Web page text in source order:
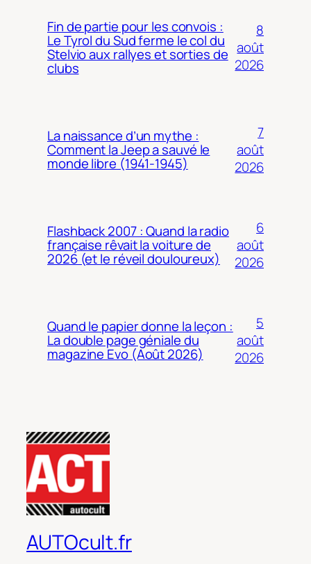
Fin de partie pour les convois :
Le Tyrol du Sud ferme le col du
Stelvio aux rallyes et sorties de
clubs
8
août
2026
La naissance d’un mythe :
Comment la Jeep a sauvé le
monde libre (1941-1945)
7
août
2026
Flashback 2007 : Quand la radio
française rêvait la voiture de
2026 (et le réveil douloureux)
6
août
2026
Quand le papier donne la leçon :
La double page géniale du
magazine Evo (Août 2026)
5
août
2026
AUTOcult.fr